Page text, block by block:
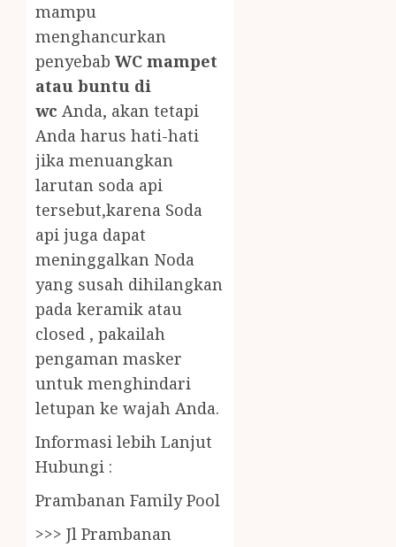
mampu
menghancurkan
penyebab WC mampet
atau buntu di
wc Anda, akan tetapi
Anda harus hati-hati
jika menuangkan
larutan soda api
tersebut,karena Soda
api juga dapat
meninggalkan Noda
yang susah dihilangkan
pada keramik atau
closed , pakailah
pengaman masker
untuk menghindari
letupan ke wajah Anda.
Informasi lebih Lanjut
Hubungi :
Prambanan Family Pool
>>> Jl Prambanan